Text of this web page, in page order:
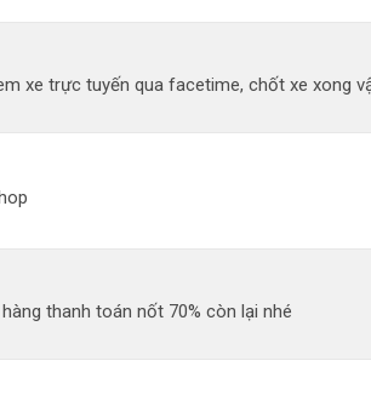
xe trực tuyến qua facetime, chốt xe xong
thanh toán nốt 70% còn lại nhé